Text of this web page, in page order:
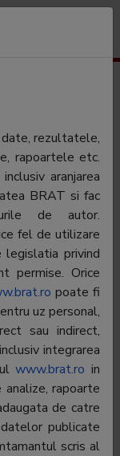
17A, etaj 2,
rezultatele,
rapoartele etc.
inclusiv aranjarea
BRAT si fac
de autor.
fel de utilizare
privind
permise. Orice
poate fi
uz personal,
sau indirect,
integrarea
ulwww.brat.ro in
rapoarte
de catre
publicate
scris al